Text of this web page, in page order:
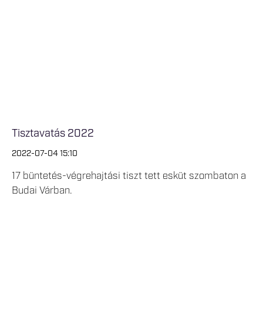
Tisztavatás 2022
2022-07-04 15:10
17 büntetés-végrehajtási tiszt tett esküt szombaton a
Budai Várban.